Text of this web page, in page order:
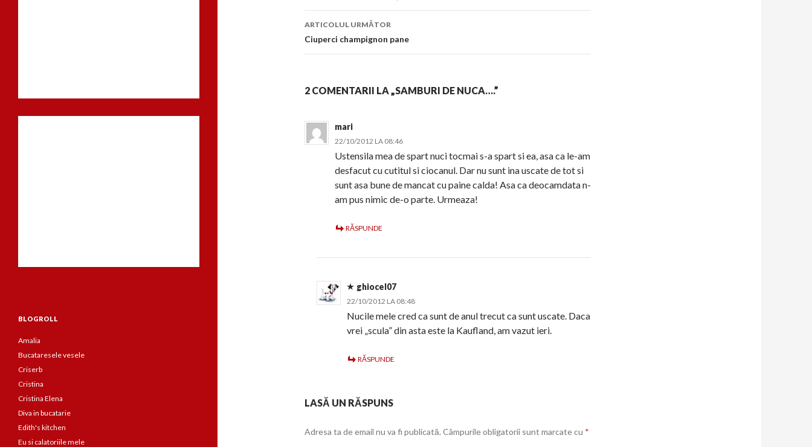
articol
ARTICOLUL URMĂTOR
Ciuperci champignon pane
2 COMENTARII LA „SAMBURI DE NUCA….”
mari
22/10/2012 LA 08:46
Ustensila mea de spart nuci tocmai s-a spart si ea, asa ca le-am
desfacut cu cutitul si ciocanul. Dar nu sunt ina uscate de tot si
sunt asa bune de mancat cu paine calda! Asa ca deocamdata n-
am pus nimic de-o parte. Urmeaza!
RĂSPUNDE
ghiocel07
22/10/2012 LA 08:48
Nucile mele cred ca sunt de anul trecut ca sunt uscate. Daca
vrei „scula” din asta este la Kaufland, am vazut ieri.
RĂSPUNDE
LASĂ UN RĂSPUNS
Adresa ta de email nu va fi publicată. Câmpurile obligatorii sunt marcate cu *
BLOGROLL
Amalia
Bucataresele vesele
Criserb
Cristina
Cristina Elena
Diva in bucatarie
Edith's kitchen
Eu si calatoriile mele